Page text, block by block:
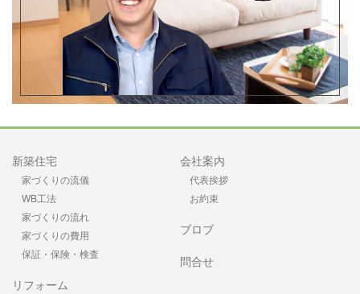
新築住宅
家づくりの流儀
WB工法
家づくりの流れ
家づくりの費用
保証・保険・検査
リフォーム
会社案内
代表挨拶
お約束
ブロブ
問合せ